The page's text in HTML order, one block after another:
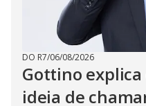
DO R7/06/08/2026
Gottino
ideia de